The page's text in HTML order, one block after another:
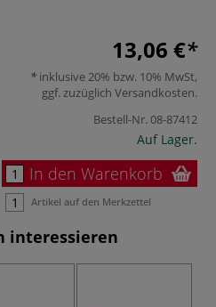
13,06 €
inklusive 20% bzw. 10% MwSt,
ggf. zuzüglich Versandkosten.
Bestell-Nr.08-87412
Auf Lager.
In den Warenkorb
Artikel auf den Merkzettel
interessieren